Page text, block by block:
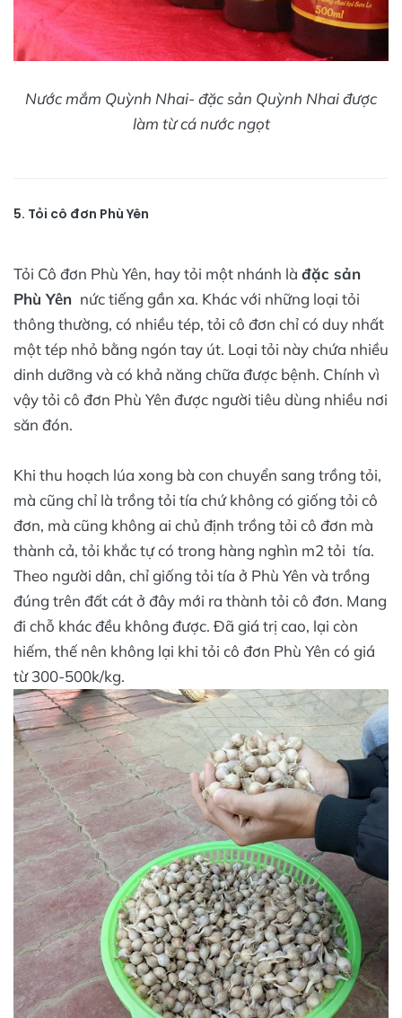
Nước mắm Quỳnh Nhai- đặc sản Quỳnh Nhai được
làm từ cá nước ngọt
5. Tỏi cô đơn Phù Yên
Tỏi Cô đơn Phù Yên, hay tỏi một nhánh là đặc sản
Phù Yên nức tiếng gần xa. Khác với những loại tỏi
thông thường, có nhiều tép, tỏi cô đơn chỉ có duy nhất
một tép nhỏ bằng ngón tay út. Loại tỏi này chứa nhiều
dinh dưỡng và có khả năng chữa được bệnh. Chính vì
vậy tỏi cô đơn Phù Yên được người tiêu dùng nhiều nơi
săn đón.
Khi thu hoạch lúa xong bà con chuyển sang trồng tỏi,
mà cũng chỉ là trồng tỏi tía chứ không có giống tỏi cô
đơn, mà cũng không ai chủ định trồng tỏi cô đơn mà
thành cả, tỏi khắc tự có trong hàng nghìn m2 tỏi tía.
Theo người dân, chỉ giống tỏi tía ở Phù Yên và trồng
đúng trên đất cát ở đây mới ra thành tỏi cô đơn. Mang
đi chỗ khác đều không được. Đã giá trị cao, lại còn
hiếm, thế nên không lại khi tỏi cô đơn Phù Yên có giá
từ 300-500k/kg.